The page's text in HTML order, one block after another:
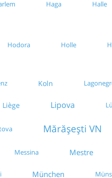
Haga Halle
Hodora Holle
Koln
Liège Lipova
Mărășești VN
Messina Mestre
München